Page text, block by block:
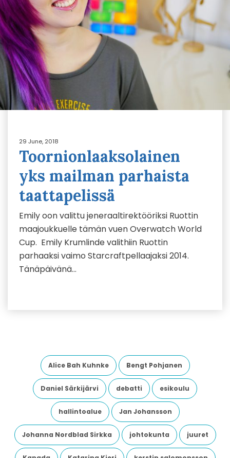
29 June, 2018
Toornionlaaksolainen
yks mailman parhaista
taattapelissä
Emily oon valittu jeneraaltirektööriksi Ruottin
maajoukkuelle tämän vuen Overwatch World
Cup. Emily Krumlinde valithiin Ruottin
parhaaksi vaimo Starcraftpellaajaksi 2014.
Tänäpäivänä…
Alice Bah Kuhnke Bengt Pohjanen
Daniel Särkijärvi debatti esikoulu
hallintoalue Jan Johansson
Johanna Nordblad Sirkka johtokunta juuret